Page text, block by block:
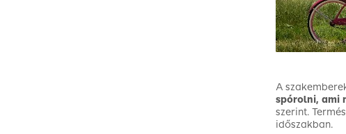
A
spórolni, ami
szerint.
időszakban.